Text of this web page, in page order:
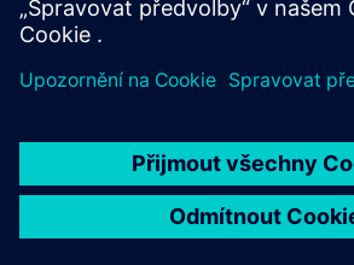
Další informace